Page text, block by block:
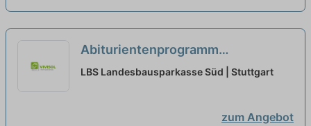
Abiturientenprogramm
Bankkaufmann vertriebsorientiert
LBS Landesbausparkasse Süd | Stuttgart
zum Angebot